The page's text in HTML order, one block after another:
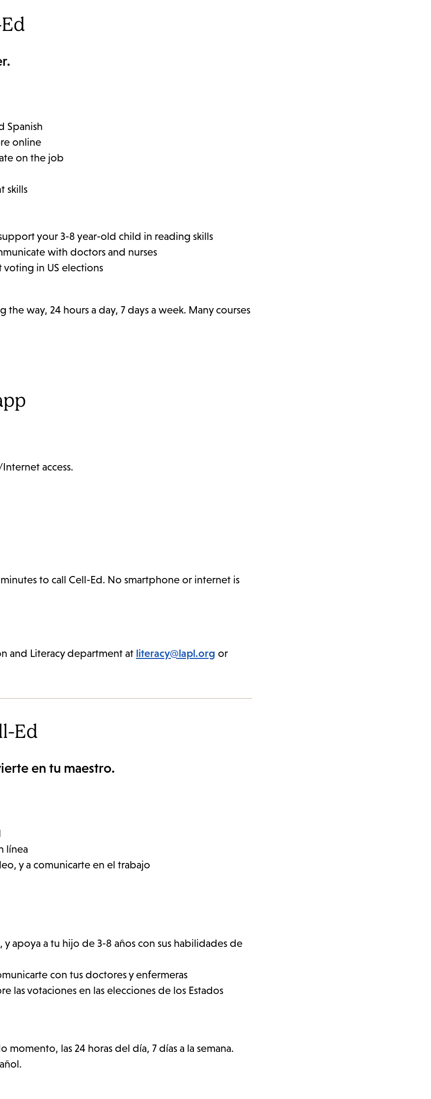
Spanish
online
on the job
skills
your 3-8 year-old child in reading skills
with doctors and nurses
in US elections
way, 24 hours a day, 7 days a week. Many courses
access.
to call Cell-Ed. No smartphone or internet is
and Literacy department at literacy@lapl.org or
Ed
en tu maestro.
línea
y a comunicarte en el trabajo
apoya a tu hijo de 3-8 años con sus habilidades de
con tus doctores y enfermeras
las votaciones en las elecciones de los Estados
las 24 horas del día, 7 días a la semana.